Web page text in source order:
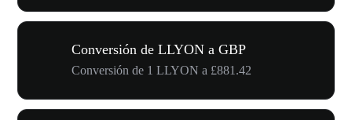
Conversión de LLYON a GBP
Conversión de 1 LLYON a £881.42